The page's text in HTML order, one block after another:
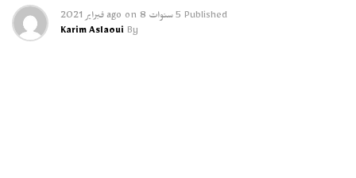
Published 5 سنوات ago on 8 فبراير 2021
By
Karim Aslaoui